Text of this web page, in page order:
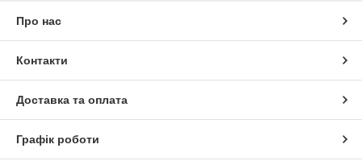
Про нас
Контакти
Доставка та оплата
Графік роботи